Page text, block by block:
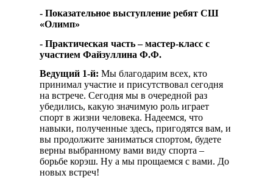
- Показательное выступление ребят СШ
«Олимп»
- Практическая часть – мастер-класс с
участием Файзуллина Ф.Ф.
Ведущий 1-й: Мы благодарим всех, кто
принимал участие и присутствовал сегодня
на встрече. Сегодня мы в очередной раз
убедились, какую значимую роль играет
спорт в жизни человека. Надеемся, что
навыки, полученные здесь, пригодятся вам, и
вы продолжите заниматься спортом, будете
верны выбранному вами виду спорта –
борьбе корэш. Ну а мы прощаемся с вами. До
новых встреч!